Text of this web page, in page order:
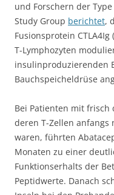
und Forschern der
Study Group berichtet,
Fusionsprotein
T-Lymphozyten
insulinproduzierenden
Bauchspeicheldrüse
Bei Patienten mit frisch
deren T-Zellen anfangs
waren, führten
Monaten zu einer
Funktionserhalts der
Peptidwerte. Danach